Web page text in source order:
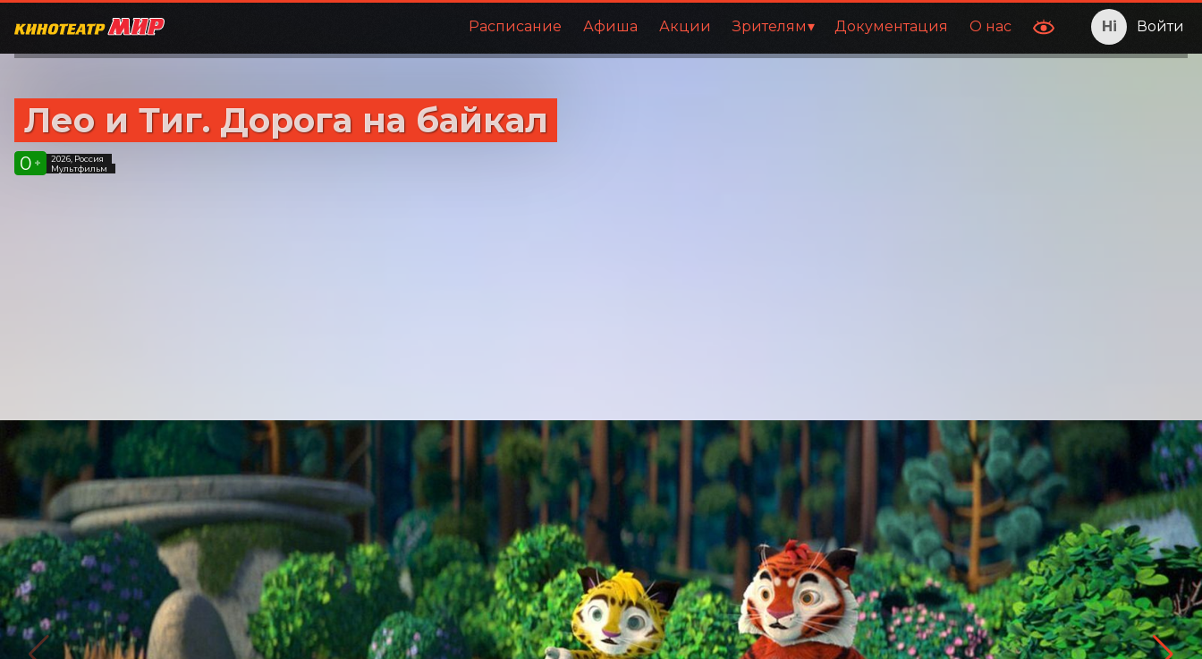
Расписание Афиша Акции Зрителям Документация О нас Войти
Лео и Тиг. Дорога на байкал
0 +
2026, Россия
Мультфильм